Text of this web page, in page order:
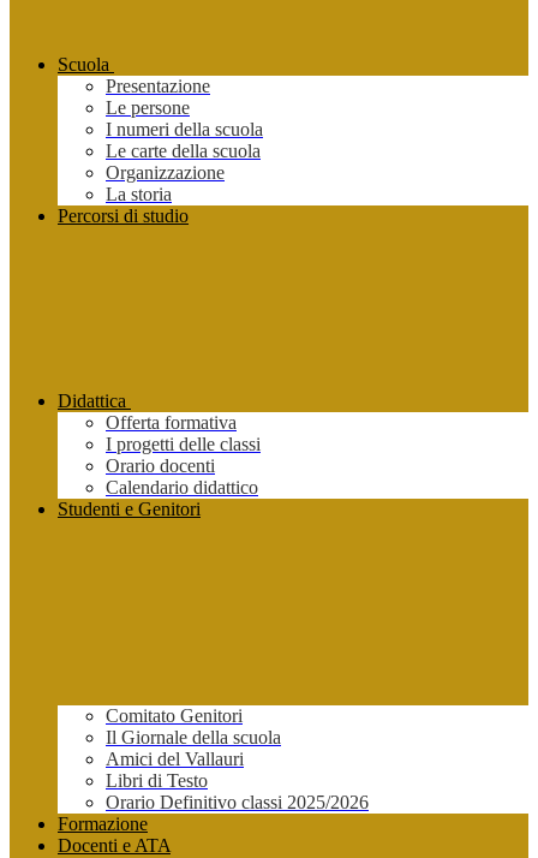
Scuola
Presentazione
Le persone
I numeri della scuola
Le carte della scuola
Organizzazione
La storia
Percorsi di studio
Didattica
Offerta formativa
I progetti delle classi
Orario docenti
Calendario didattico
Studenti e Genitori
Comitato Genitori
Il Giornale della scuola
Amici del Vallauri
Libri di Testo
Orario Definitivo classi 2025/2026
Formazione
Docenti e ATA